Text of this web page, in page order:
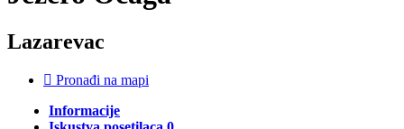
Lazarevac
Pronađi na mapi
Informacije